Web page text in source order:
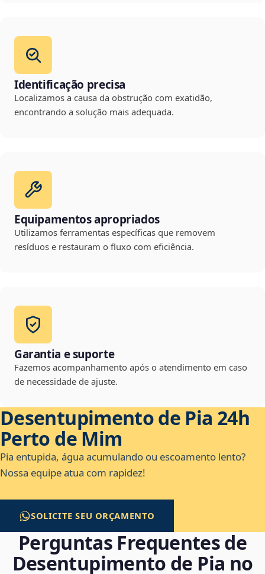
Identificação precisa
Localizamos a causa da obstrução com exatidão,
encontrando a solução mais adequada.
Equipamentos apropriados
Utilizamos ferramentas específicas que removem
resíduos e restauram o fluxo com eficiência.
Garantia e suporte
Fazemos acompanhamento após o atendimento em caso
de necessidade de ajuste.
Desentupimento de Pia 24h
Perto de Mim
Pia entupida, água acumulando ou escoamento lento?
Nossa equipe atua com rapidez!
SOLICITE SEU ORÇAMENTO
Perguntas Frequentes de
Desentupimento de Pia no